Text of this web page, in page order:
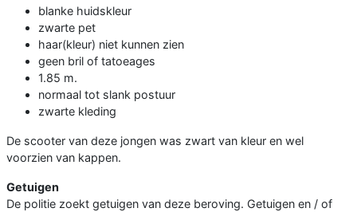
blanke huidskleur
zwarte pet
haar(kleur) niet kunnen zien
geen bril of tatoeages
1.85 m.
normaal tot slank postuur
zwarte kleding
De scooter van deze jongen was zwart van kleur en wel
voorzien van kappen.
Getuigen
De politie zoekt getuigen van deze beroving. Getuigen en / of